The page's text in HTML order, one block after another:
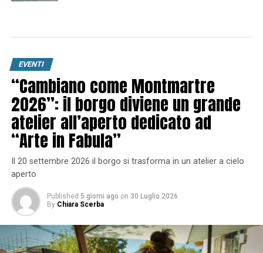
EVENTI
“Cambiano come Montmartre
2026”: il borgo diviene un grande
atelier all’aperto dedicato ad
“Arte in Fabula”
Il 20 settembre 2026 il borgo si trasforma in un atelier a cielo
aperto
Published 5 giorni ago on 30 Luglio 2026
By Chiara Scerba